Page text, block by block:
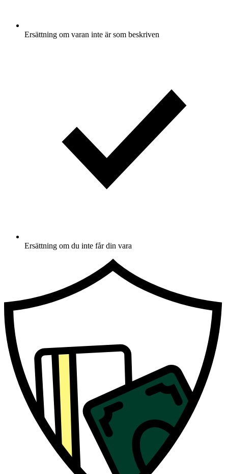
Ersättning om varan inte är som beskriven
Ersättning om du inte får din vara